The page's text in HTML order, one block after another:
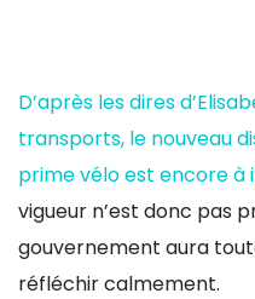
D’après les dires
transports, le nouveau
prime vélo est encore à
vigueur n’est donc pas
gouvernement aura
réfléchir calmement.